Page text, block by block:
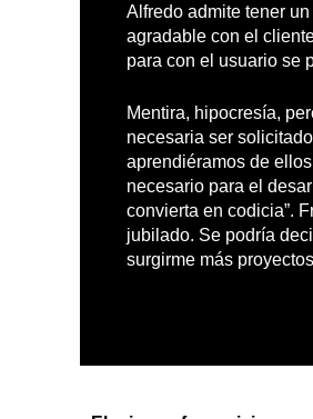
Alfredo admite tener
agradable con el
para con el usuario se
Mentira, hipocresía,
necesaria ser
aprendiéramos de
necesario para el
convierta en codicia”.
jubilado. Se podría
surgirme más